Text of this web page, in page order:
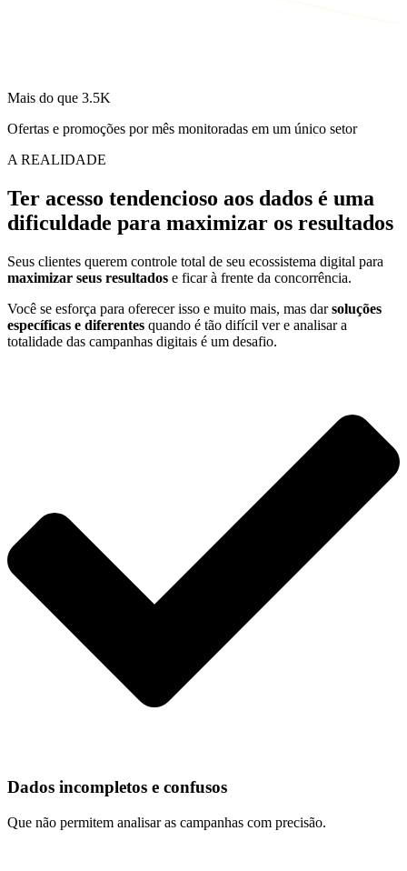
Mais do que 3.5K
Ofertas e promoções por mês monitoradas em um único setor
A REALIDADE
Ter acesso tendencioso aos dados é uma
dificuldade para maximizar os resultados
Seus clientes querem controle total de seu ecossistema digital para
maximizar seus resultados e ficar à frente da concorrência.
Você se esforça para oferecer isso e muito mais, mas darsoluções
específicas e diferentes quando é tão difícil ver e analisar a
totalidade das campanhas digitais é um desafio.
Dados incompletos e confusos
Que não permitem analisar as campanhas com precisão.